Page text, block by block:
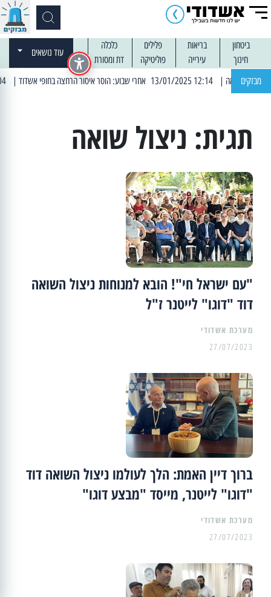
ביטחון בריאות פלילים
כלכלה
חינוך
עירייה פוליטיקה דת ומסורת
עוד נושאים
מבזקים | 12:14 13/01/2025 אחרי שבוע: הוסר איסור הרחצה בחופי אשדוד | 13:04 14/01/2025 עובדים בלילות: עבודות קרצוף וריבוד אספלט
תגית: ניצול שואה
"עם ישראל חי"! הובא למנוחות ניצול השואה
דוד "דוגו" לייטנר ז"ל
מערכת אשדודי
27/07/2023
ברוך דיין האמת: הלך לעולמו ניצול השואה דוד
"דוגו" לייטנר, מייסד "מבצע דוגו"
מערכת אשדודי
27/07/2023